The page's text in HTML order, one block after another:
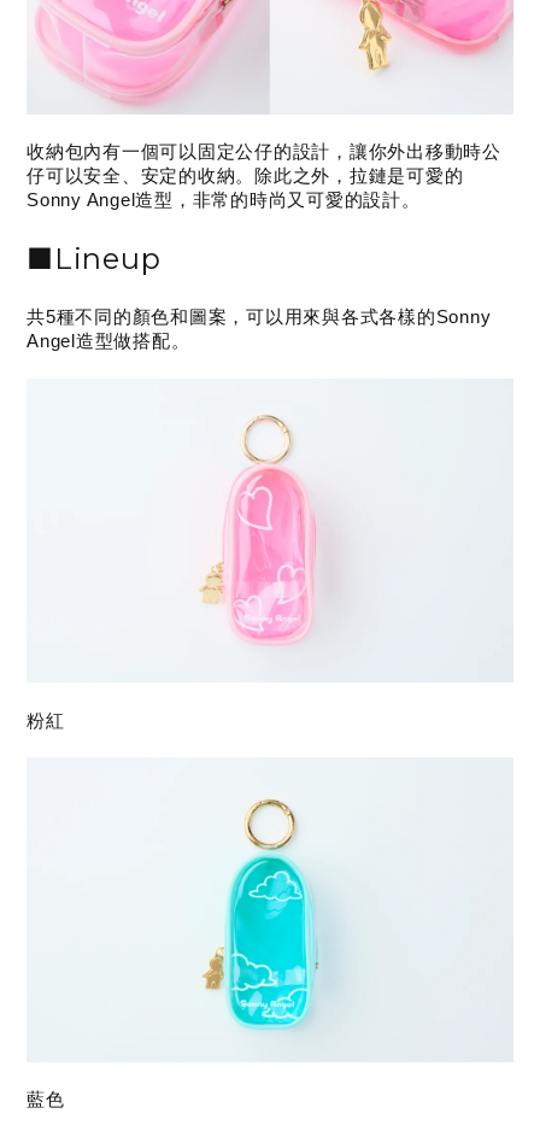
收納包內有一個可以固定公仔的設計，讓你外出移動時公
仔可以安全、安定的收納。除此之外，拉鏈是可愛的
Sonny Angel造型，非常的時尚又可愛的設計。
■Lineup
共5種不同的顏色和圖案，可以用來與各式各樣的Sonny
Angel造型做搭配。
粉紅
藍色